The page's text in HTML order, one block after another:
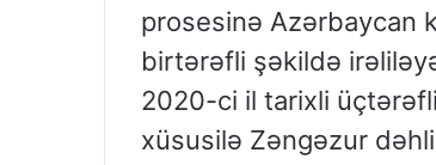
prosesinə Azərbaycan
birtərəfli şəkildə
2020-ci il tarixli
xüsusilə Zəngəzur